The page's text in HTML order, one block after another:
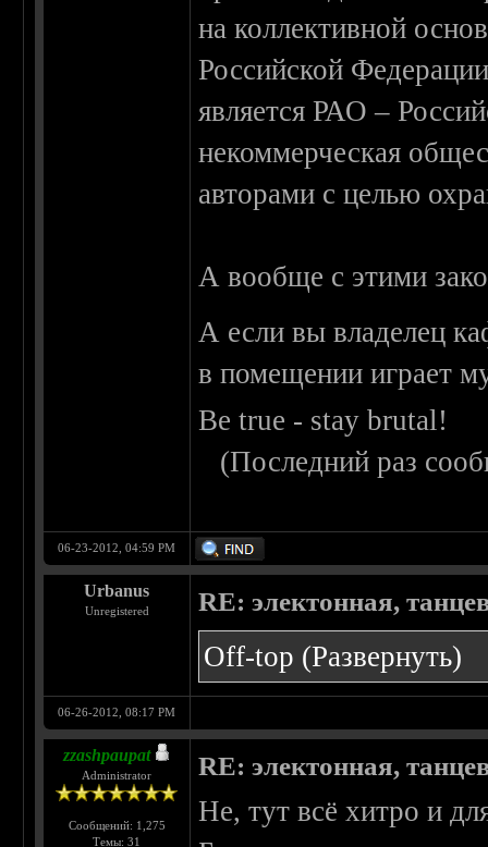
на коллективной
Российской
является РАО –
некоммерческая
авторами с целью
А вообще с этими
А если вы владелец
в помещении играет
Be true - stay brutal!
(Последний раз
06-23-2012, 04:59 PM
Urbanus
Unregistered RE: электонная,
Off-top (Развернуть)
06-26-2012, 08:17 PM
zzashpaupat
Administrator
Сообщений: 1,275
Темы: 31
RE: электонная,
Не, тут всё хитро и